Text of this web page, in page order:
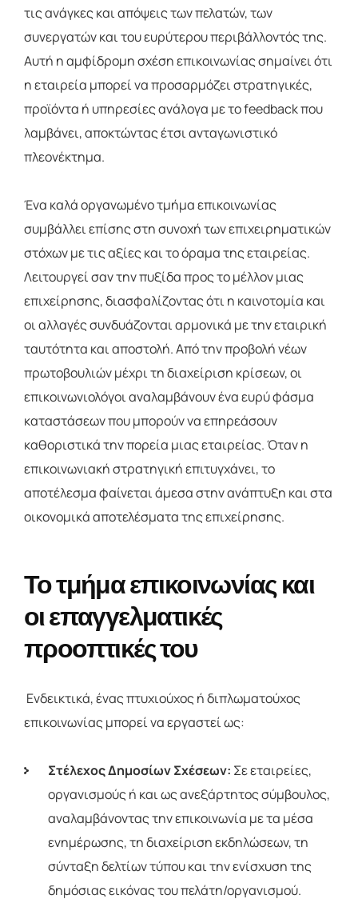
τις ανάγκες και απόψεις των πελατών, των
συνεργατών και του ευρύτερου περιβάλλοντός της.
Αυτή η αμφίδρομη σχέση επικοινωνίας σημαίνει ότι
η εταιρεία μπορεί να προσαρμόζει στρατηγικές,
προϊόντα ή υπηρεσίες ανάλογα με το feedback που
λαμβάνει, αποκτώντας έτσι ανταγωνιστικό
πλεονέκτημα.
Ένα καλά οργανωμένο τμήμα επικοινωνίας
συμβάλλει επίσης στη συνοχή των επιχειρηματικών
στόχων με τις αξίες και το όραμα της εταιρείας.
Λειτουργεί σαν την πυξίδα προς το μέλλον μιας
επιχείρησης, διασφαλίζοντας ότι η καινοτομία και
οι αλλαγές συνδυάζονται αρμονικά με την εταιρική
ταυτότητα και αποστολή. Από την προβολή νέων
πρωτοβουλιών μέχρι τη διαχείριση κρίσεων, οι
επικοινωνιολόγοι αναλαμβάνουν ένα ευρύ φάσμα
καταστάσεων που μπορούν να επηρεάσουν
καθοριστικά την πορεία μιας εταιρείας. Όταν η
επικοινωνιακή στρατηγική επιτυγχάνει, το
αποτέλεσμα φαίνεται άμεσα στην ανάπτυξη και στα
οικονομικά αποτελέσματα της επιχείρησης.
Το τμήμα επικοινωνίας και
οι επαγγελματικές
προοπτικές του
Ενδεικτικά, ένας πτυχιούχος ή διπλωματούχος
επικοινωνίας μπορεί να εργαστεί ως:
Στέλεχος Δημοσίων Σχέσεων: Σε εταιρείες,
οργανισμούς ή και ως ανεξάρτητος σύμβουλος,
αναλαμβάνοντας την επικοινωνία με τα μέσα
ενημέρωσης, τη διαχείριση εκδηλώσεων, τη
σύνταξη δελτίων τύπου και την ενίσχυση της
δημόσιας εικόνας του πελάτη/οργανισμού.